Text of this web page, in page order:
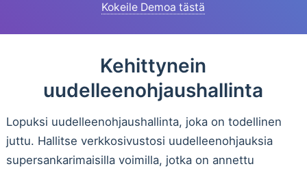
Kokeile Demoa tästä
Kehittynein
uudelleenohjaushallinta
Lopuksi uudelleenohjaushallinta, joka on todellinen
juttu. Hallitse verkkosivustosi uudelleenohjauksia
supersankarimaisilla voimilla, jotka on annettu